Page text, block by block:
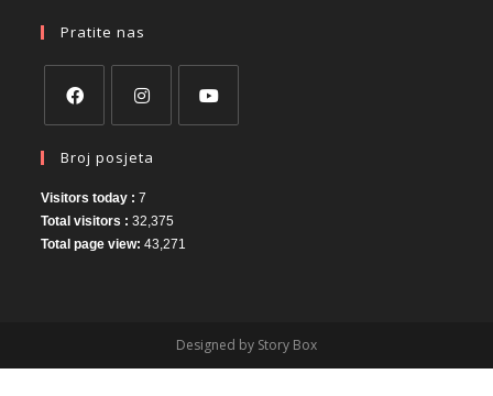
Pratite nas
Broj posjeta
Visitors today :7
Total visitors :32,375
Total page view:43,271
Designed by Story Box